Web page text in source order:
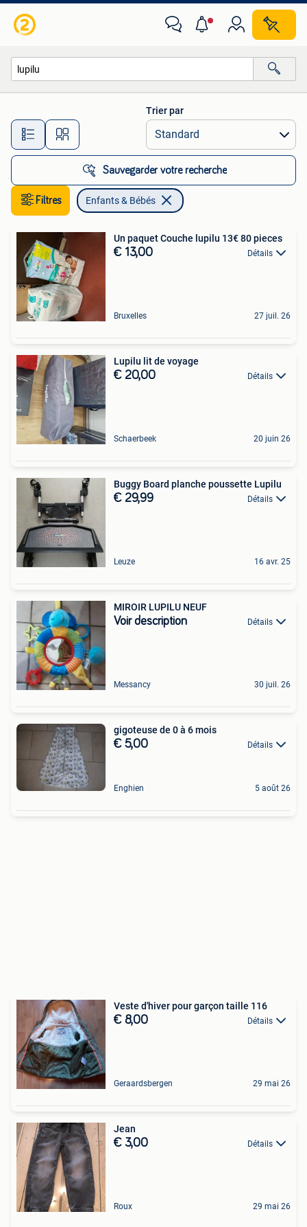
Toutes les distances…
Trier par
Sauvegarder votre recherche
Filtres Enfants & Bébés
Un paquet Couche lupilu 13€ 80 pieces
€ 13,00 Détails
Bruxelles 27 juil. 26
Lupilu lit de voyage
€ 20,00 Détails
Schaerbeek 20 juin 26
Buggy Board planche poussette Lupilu
€ 29,99 Détails
Leuze 16 avr. 25
MIROIR LUPILU NEUF
Voir description Détails
Messancy 30 juil. 26
gigoteuse de 0 à 6 mois
€ 5,00 Détails
Enghien 5 août 26
Veste d'hiver pour garçon taille 116
€ 8,00 Détails
Geraardsbergen 29 mai 26
Jean
€ 3,00 Détails
Roux 29 mai 26